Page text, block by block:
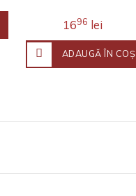
1696 lei
ADAUGĂ ÎN COŞ